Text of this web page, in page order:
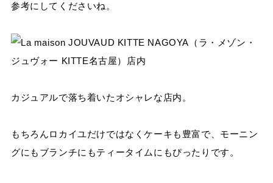
参考にしてくださいね。
カジュアルで落ち着いたオシャレな店内。
もちろんロカイユだけではなくケーキも豊富で、モーニン
グにもブランチにもティータイムにもぴったりです。